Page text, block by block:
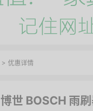
> 优惠详情
博世 BOSCH 雨